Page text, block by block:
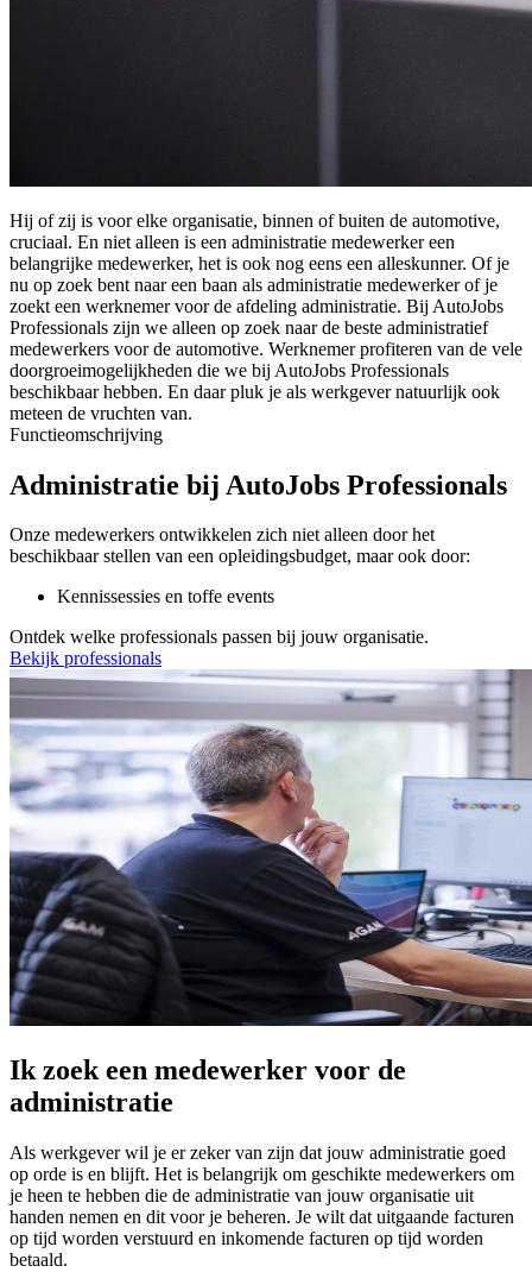
Hij of zij is voor elke organisatie, binnen of buiten de automotive,
cruciaal. En niet alleen is een administratie medewerker een
belangrijke medewerker, het is ook nog eens een alleskunner. Of je
nu op zoek bent naar een baan als administratie medewerker of je
zoekt een werknemer voor de afdeling administratie. Bij AutoJobs
Professionals zijn we alleen op zoek naar de beste administratief
medewerkers voor de automotive. Werknemer profiteren van de vele
doorgroeimogelijkheden die we bij AutoJobs Professionals
beschikbaar hebben. En daar pluk je als werkgever natuurlijk ook
meteen de vruchten van.
Functieomschrijving
Administratie bij AutoJobs Professionals
Onze medewerkers ontwikkelen zich niet alleen door het
beschikbaar stellen van een opleidingsbudget, maar ook door:
Kennissessies en toffe events
Ontdek welke professionals passen bij jouw organisatie.
Bekijk professionals
Ik zoek een medewerker voor de
administratie
Als werkgever wil je er zeker van zijn dat jouw administratie goed
op orde is en blijft. Het is belangrijk om geschikte medewerkers om
je heen te hebben die de administratie van jouw organisatie uit
handen nemen en dit voor je beheren. Je wilt dat uitgaande facturen
op tijd worden verstuurd en inkomende facturen op tijd worden
betaald.